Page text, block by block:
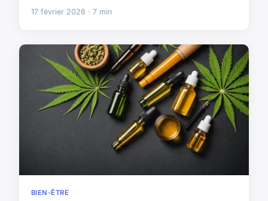
17 février 2026 · 7 min
BIEN-ÊTRE